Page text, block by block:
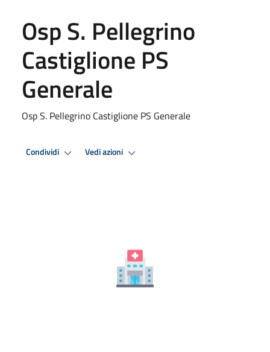
Osp S. Pellegrino
Castiglione PS
Generale
Osp S. Pellegrino Castiglione PS Generale
Condividi Vedi azioni